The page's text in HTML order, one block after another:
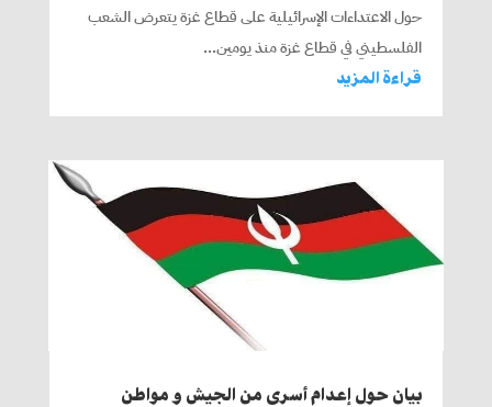
حول الاعتداءات الإسرائيلية على قطاع غزة يتعرض الشعب
الفلسطيني في قطاع غزة منذ يومين...
قراءة المزيد
بيان حول إعدام أسرى من الجيش و مواطن